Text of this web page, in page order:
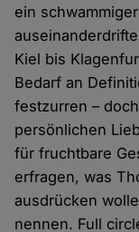
ein
Kiel bis
Bedarf an
festzurren –
persönlichen
für fruchtbare
erfragen, was
ausdrücken
nennen. Full